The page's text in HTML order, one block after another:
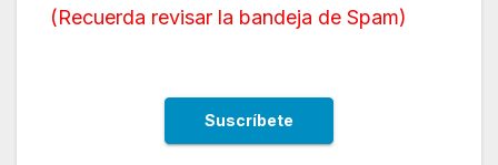
(Recuerda revisar la bandeja de Spam)